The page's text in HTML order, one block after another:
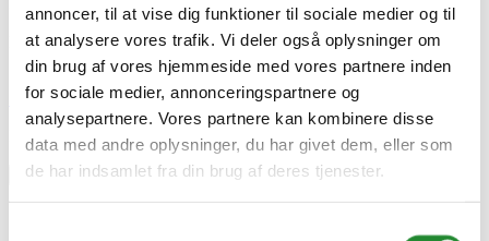
annoncer, til at vise dig funktioner til sociale medier og til
at analysere vores trafik. Vi deler også oplysninger om
din brug af vores hjemmeside med vores partnere inden
for sociale medier, annonceringspartnere og
analysepartnere. Vores partnere kan kombinere disse
data med andre oplysninger, du har givet dem, eller som
de har indsamlet fra din brug af deres tjenester.
5706503410029
EAN-13
5706503410029
Skriv produktanmeldelse
Ingen kundeanmeldelser for øjeblikket